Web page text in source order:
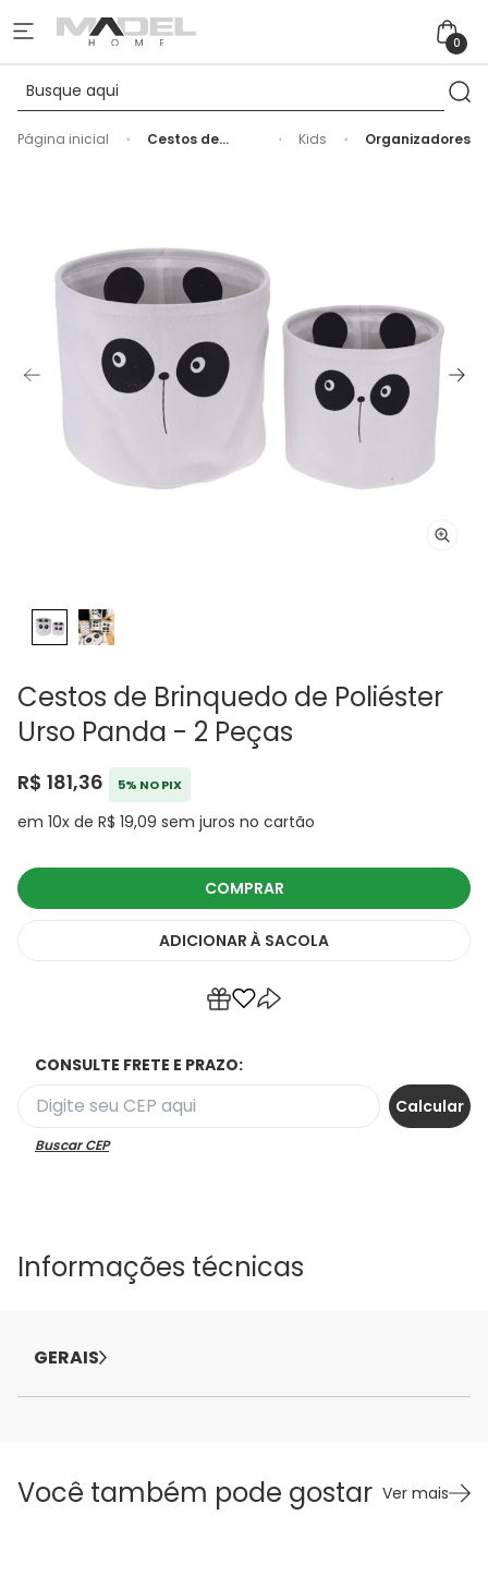
0
Página inicial
Cestos de
Kids Organizadores
Cestos de Brinquedo de Poliéster
Urso Panda - 2 Peças
R$ 181,36 5% NO PIX
em 10x de R$ 19,09 sem juros no cartão
COMPRAR
ADICIONAR À SACOLA
CONSULTE FRETE E PRAZO:
Buscar CEP
Informações técnicas
GERAIS
Você também pode gostar Ver mais